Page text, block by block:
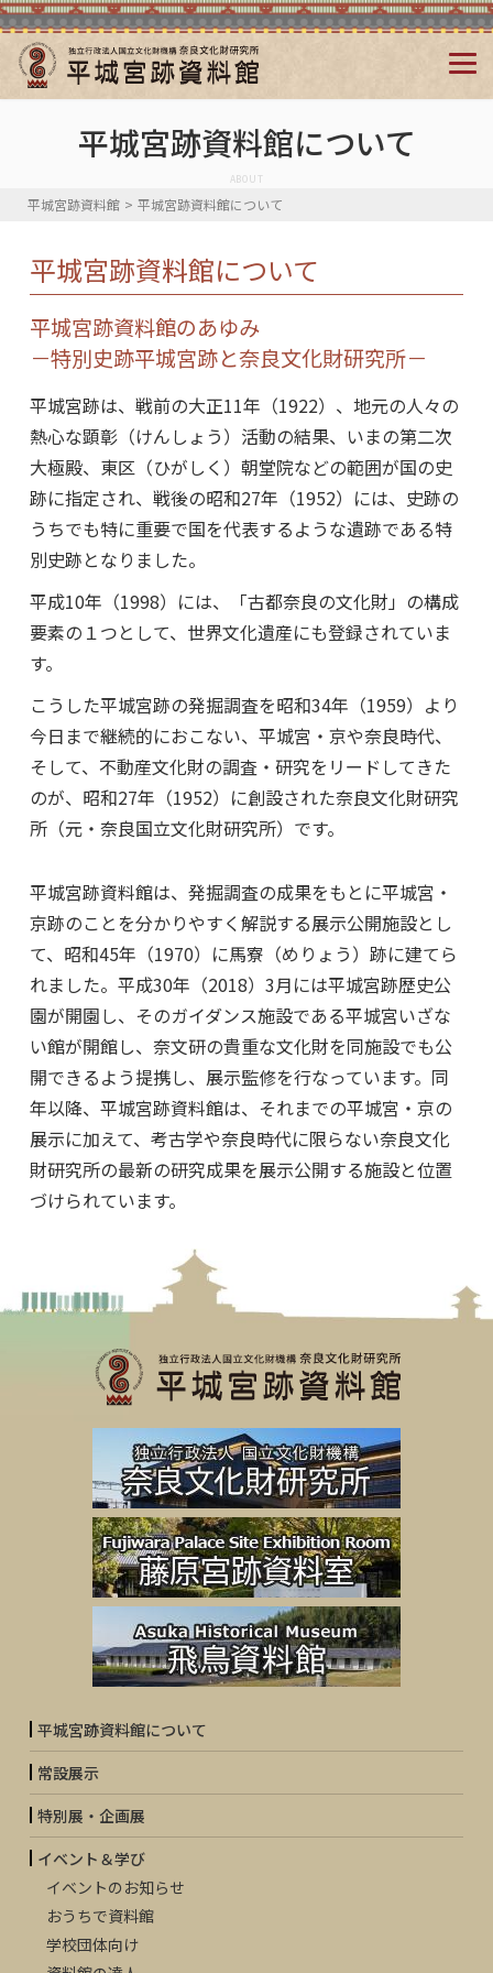
平城宮跡資料館について
ABOUT
平城宮跡資料館 > 平城宮跡資料館について
平城宮跡資料館について
平城宮跡資料館のあゆみ
－特別史跡平城宮跡と奈良文化財研究所－
平城宮跡は、戦前の大正11年（1922）、地元の人々の
熱心な顕彰（けんしょう）活動の結果、いまの第二次
大極殿、東区（ひがしく）朝堂院などの範囲が国の史
跡に指定され、戦後の昭和27年（1952）には、史跡の
うちでも特に重要で国を代表するような遺跡である特
別史跡となりました。
平成10年（1998）には、「古都奈良の文化財」の構成
要素の１つとして、世界文化遺産にも登録されていま
す。
こうした平城宮跡の発掘調査を昭和34年（1959）より
今日まで継続的におこない、平城宮・京や奈良時代、
そして、不動産文化財の調査・研究をリードしてきた
のが、昭和27年（1952）に創設された奈良文化財研究
所（元・奈良国立文化財研究所）です。
平城宮跡資料館は、発掘調査の成果をもとに平城宮・
京跡のことを分かりやすく解説する展示公開施設とし
て、昭和45年（1970）に馬寮（めりょう）跡に建てら
れました。平成30年（2018）3月には平城宮跡歴史公
園が開園し、そのガイダンス施設である平城宮いざな
い館が開館し、奈文研の貴重な文化財を同施設でも公
開できるよう提携し、展示監修を行なっています。同
年以降、平城宮跡資料館は、それまでの平城宮・京の
展示に加えて、考古学や奈良時代に限らない奈良文化
財研究所の最新の研究成果を展示公開する施設と位置
づけられています。
平城宮跡資料館について
常設展示
特別展・企画展
イベント＆学び
イベントのお知らせ
おうちで資料館
学校団体向け